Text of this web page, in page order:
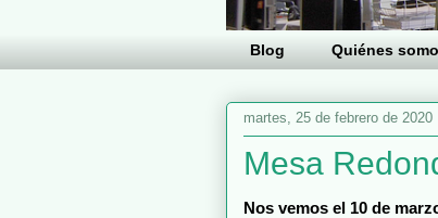
Blog Quiénes
martes, 25 de febrero de 2020
Mesa
Nos vemos el 10 de